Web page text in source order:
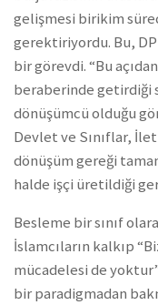
gelişmesi birikim
gerektiriyordu. Bu,
bir görevdi. “Bu
beraberinde getirdiği
dönüşümcü olduğu
Devlet ve Sınıflar,
dönüşüm gereği
halde işçi üretildiği
Besleme bir sınıf
İslamcıların kalkıp
mücadelesi de
bir paradigmadan